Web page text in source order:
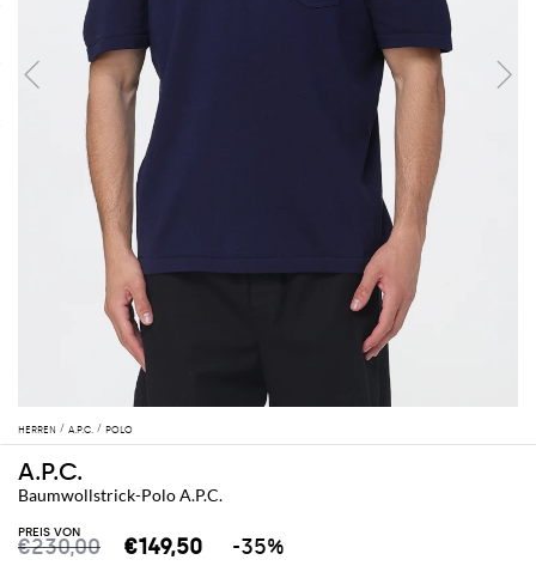
HERREN A.P.C. POLO
A.P.C.
Baumwollstrick-Polo A.P.C.
PREIS VON
€230,00 €149,50 -35%